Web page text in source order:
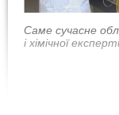
Саме сучасне
і хімічної